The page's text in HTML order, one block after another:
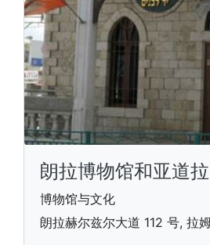
朗拉博物馆和亚道
博物馆与文化
朗拉赫尔兹尔大道 112 号, 拉